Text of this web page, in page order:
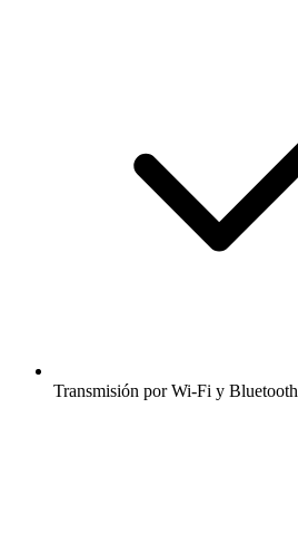
Transmisión por Wi-Fi y Bluetooth